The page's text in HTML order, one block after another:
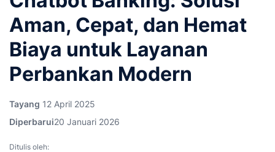
Aman, Cepat, dan Hemat
Biaya untuk Layanan
Perbankan Modern
Tayang 12 April 2025
Diperbarui20 Januari 2026
Ditulis oleh: